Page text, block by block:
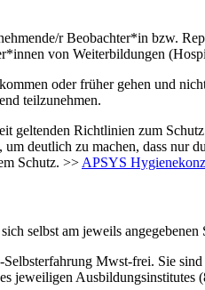
r Beobachter*in bzw.
von Weiterbildungen
oder früher gehen und
teilzunehmen.
geltenden Richtlinien zum
deutlich zu machen, dass
Schutz. >> APSYS
selbst am jeweils angegebenen
Mwst-frei. Sie
jeweiligen Ausbildungsinstitutes